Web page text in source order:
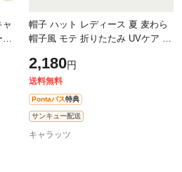
ポ
メ
帽子 ハット レディース 夏 麦わら
帽子風 モテ 折りたたみ UVケア 紫
UV対策 女優帽 ツバ広 日よけ 2017
2,180円
送料無料
Pontaパス特典
サンキュー配送
キャラッツ